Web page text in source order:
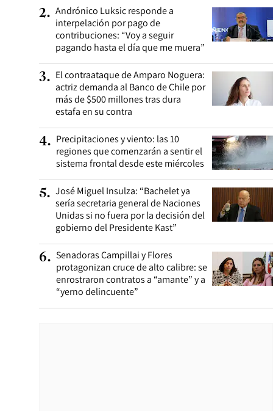
2. Andrónico Luksic responde a
interpelación por pago de
contribuciones: “Voy a seguir
pagando hasta el día que me muera”
3. El contraataque de Amparo Noguera:
actriz demanda al Banco de Chile por
más de $500 millones tras dura
estafa en su contra
4. Precipitaciones y viento: las 10
regiones que comenzarán a sentir el
sistema frontal desde este miércoles
5. José Miguel Insulza: “Bachelet ya
sería secretaria general de Naciones
Unidas si no fuera por la decisión del
gobierno del Presidente Kast”
6. Senadoras Campillai y Flores
protagonizan cruce de alto calibre: se
enrostraron contratos a “amante” y a
“yerno delincuente”